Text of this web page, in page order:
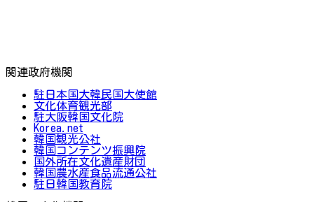
関連政府機関
駐日本国大韓民国大使館
文化体育観光部
駐大阪韓国文化院
Korea.net
韓国観光公社
韓国コンテンツ振興院
国外所在文化遺産財団
韓国農水産食品流通公社
駐日韓国教育院